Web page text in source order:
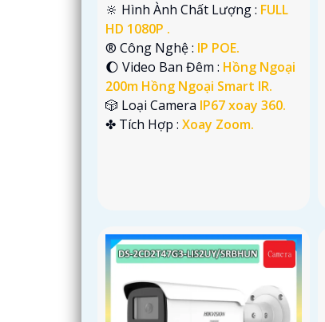
🔆 Hình Ành Chất Lượng : FULL
HD 1080P .
®️ Công Nghệ : IP POE.
🌔 Video Ban Đêm : Hồng Ngoại
200m Hồng Ngoại Smart IR.
🎲 Loại Camera IP67 xoay 360.
️✤ Tích Hợp : Xoay Zoom.